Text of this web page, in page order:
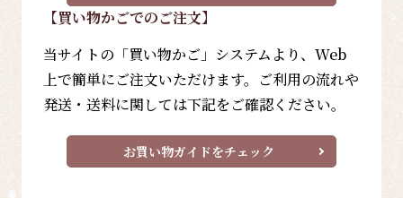
【買い物かごでのご注文】
当サイトの「買い物かご」システムより、Web
上で簡単にご注文いただけます。ご利用の流れや
発送・送料に関しては下記をご確認ください。
お買い物ガイドをチェック